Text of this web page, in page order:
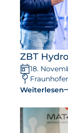
ZBT
18.
Weiterlesen